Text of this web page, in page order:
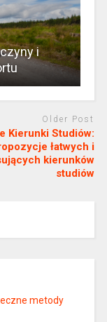
i
Older Post
Kierunki Studiów:
łatwych i
kierunków
studiów
metody